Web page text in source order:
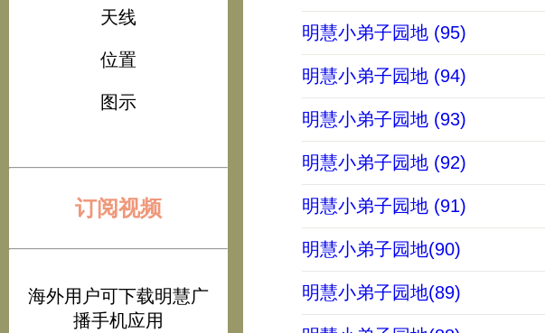
天线
位置
图示
订阅视频
海外用户可下载明慧广
播手机应用
明慧小弟子园地 (95)
明慧小弟子园地 (94)
明慧小弟子园地 (93)
明慧小弟子园地 (92)
明慧小弟子园地 (91)
明慧小弟子园地(90)
明慧小弟子园地(89)